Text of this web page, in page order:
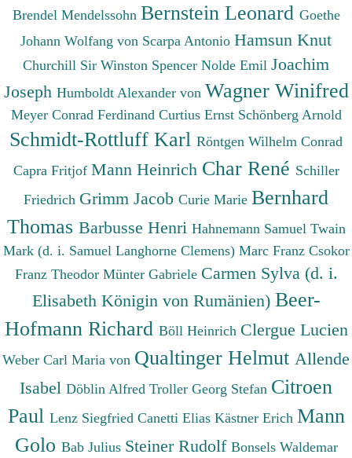
Brendel Mendelssohn Bernstein Leonard Goethe
Johann Wolfang von Scarpa Antonio Hamsun Knut
Churchill Sir Winston Spencer Nolde Emil Joachim
Joseph Humboldt Alexander von Wagner Winifred
Meyer Conrad Ferdinand Curtius Ernst Schönberg Arnold
Schmidt-Rottluff Karl Röntgen Wilhelm Conrad
Capra Fritjof Mann Heinrich Char René Schiller
Friedrich Grimm Jacob Curie Marie Bernhard
Thomas Barbusse Henri Hahnemann Samuel Twain
Mark (d. i. Samuel Langhorne Clemens) Marc Franz Csokor
Franz Theodor Münter Gabriele Carmen Sylva (d. i.
Elisabeth Königin von Rumänien) Beer-
Hofmann Richard Böll Heinrich Clergue Lucien
Weber Carl Maria von Qualtinger Helmut Allende
Isabel Döblin Alfred Troller Georg Stefan Citroen
Paul Lenz Siegfried Canetti Elias Kästner Erich Mann
Golo Bab Julius Steiner Rudolf Bonsels Waldemar